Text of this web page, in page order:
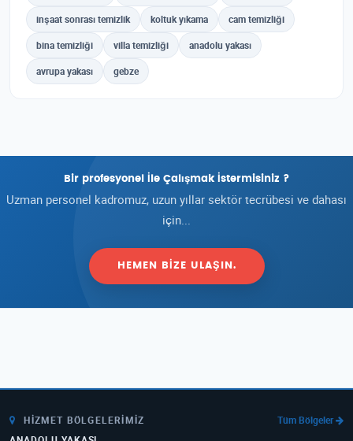
inşaat sonrası temizlik koltuk yıkama cam temizliği
bina temizliği villa temizliği anadolu yakası
avrupa yakası gebze
Bir profesyonel İle Çalışmak İstermisiniz ?
Uzman personel kadromuz, uzun yıllar sektör tecrübesi ve dahası
için...
HEMEN BIZE ULAŞIN.
HIZMET BÖLGELERIMIZ
Tüm Bölgeler